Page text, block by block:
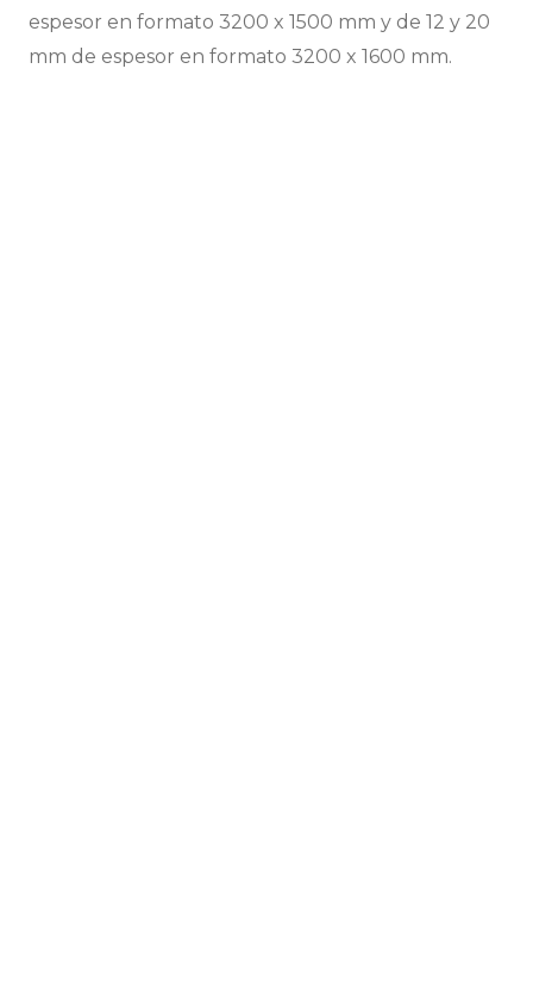
espesor en formato 3200 x 1500 mm y de 12 y 20
mm de espesor en formato 3200 x 1600 mm.